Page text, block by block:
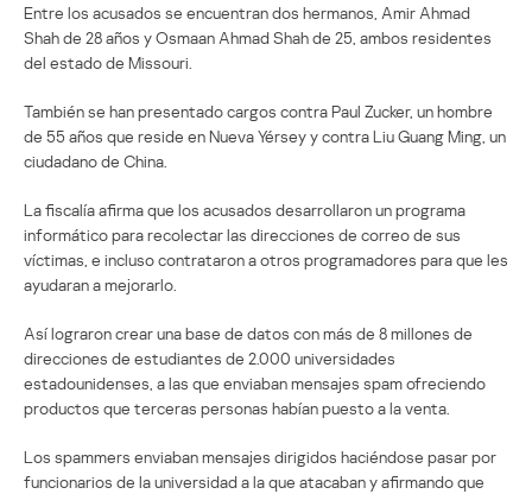
Entre los acusados se encuentran dos hermanos, Amir Ahmad
Shah de 28 años y Osmaan Ahmad Shah de 25, ambos residentes
del estado de Missouri.
También se han presentado cargos contra Paul Zucker, un hombre
de 55 años que reside en Nueva Yérsey y contra Liu Guang Ming, un
ciudadano de China.
La fiscalía afirma que los acusados desarrollaron un programa
informático para recolectar las direcciones de correo de sus
víctimas, e incluso contrataron a otros programadores para que les
ayudaran a mejorarlo.
Así lograron crear una base de datos con más de 8 millones de
direcciones de estudiantes de 2.000 universidades
estadounidenses, a las que enviaban mensajes spam ofreciendo
productos que terceras personas habían puesto a la venta.
Los spammers enviaban mensajes dirigidos haciéndose pasar por
funcionarios de la universidad a la que atacaban y afirmando que